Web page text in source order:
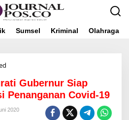
Sumsel Kriminal Olahraga
S
S
u
Gubernur Siap
Penanganan Covid-19
2020